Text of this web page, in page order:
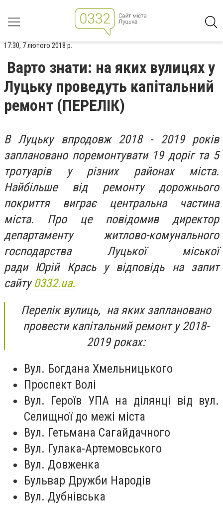
17:30, 7 лютого 2018 р.
Варто знати: на яких вулицях у
Луцьку проведуть капітальний
ремонт (ПЕРЕЛІК)
В Луцьку впродовж 2018 - 2019 років
заплановано поремонтувати 19 доріг та 5
тротуарів у різних районах міста.
Найбільше від ремонту дорожнього
покриття виграє центральна частина
міста. Про це повідомив директор
департаменту житлово-комунального
господарства Луцької міської
ради Юрій Крась у відповідь на запит
сайту0332.ua.
Перелік вулиць, на яких заплановано
провестикапітальний ремонт у 2018-
2019 роках:
Вул. Богдана Хмельницького
Проспект Волі
Вул. Героїв УПА на ділянці від вул.
Селищної до межі міста
Вул. Гетьмана Сагайдачного
Вул. Гулака-Артемовського
Вул. Довженка
Бульвар Дружби Народів
Вул. Дубнівська